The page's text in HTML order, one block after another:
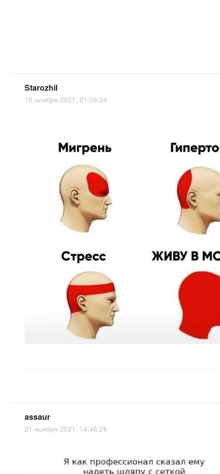
Starozhil
18 ноября 2021, 21:09:24
assaur
21 ноября 2021, 14:48:28